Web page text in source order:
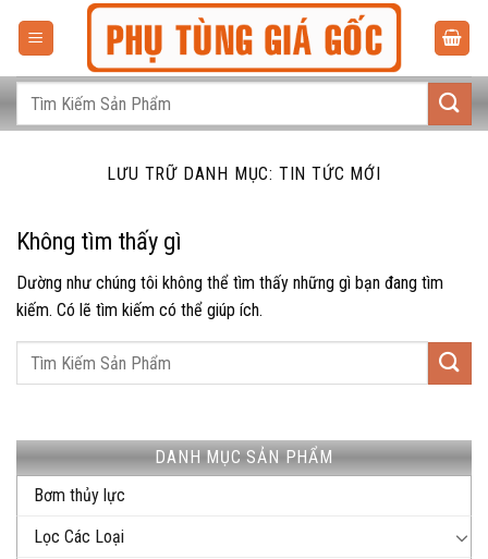
dungTìm
LƯU TRỮ DANH MỤC: TIN TỨC MỚI
Không tìm thấy gì
Dường như chúng tôi không thể tìm thấy những gì bạn đang tìm
kiếm. Có lẽ tìm kiếm có thể giúp ích.
DANH MỤC SẢN PHẨM
Bơm thủy lực
Lọc Các Loại